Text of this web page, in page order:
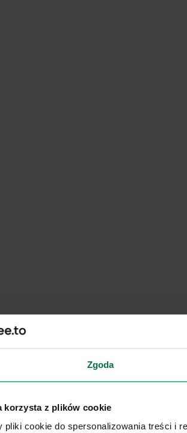
Zgoda
korzysta z plików cookie
pliki cookie do spersonalizowania treści i